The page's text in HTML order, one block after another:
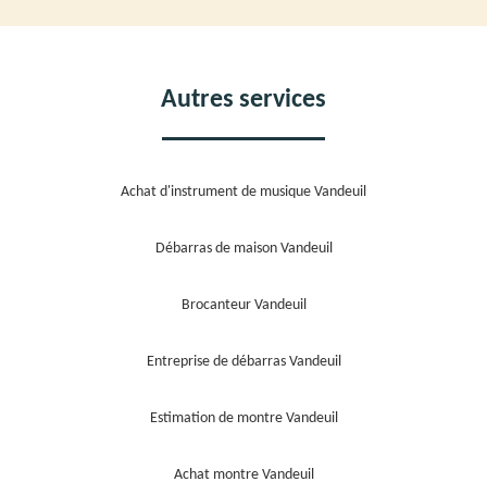
Autres services
Achat d'instrument de musique Vandeuil
Débarras de maison Vandeuil
Brocanteur Vandeuil
Entreprise de débarras Vandeuil
Estimation de montre Vandeuil
Achat montre Vandeuil